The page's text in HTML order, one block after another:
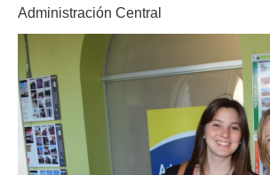
Administración Central